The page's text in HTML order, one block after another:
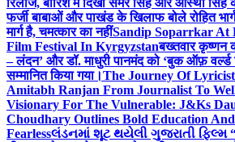
रिलीज, बारिश में दिखा समर सिंह और आस्था सिंह
फर्जी बाबाओं और पाखंड के खिलाफ बोले रोहित
मार्ग है, चमत्कार का नहींSandip Soparrkar At
Film Festival In Kyrgyzstanबख्तवार कृष्णन
– लंदन’ और डॉ. माधुरी पानमंद को ‘बुक ऑफ़ वर्ल्ड
सम्मानित किया गया।The Journey Of
Amitabh Ranjan From Journalist To
Visionary For The Vulnerable: J&Ks
Choudhary Outlines Bold Education
Fearlessલંડનમાં શૂટ થયેલી ગુજરાતી ફિલ્મ